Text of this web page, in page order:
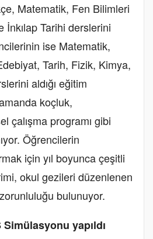
Matematik, Fen Bilimleri
Tarihi derslerini
ise Matematik,
Tarih, Fizik, Kimya,
aldığı eğitim
koçluk,
çalışma programı gibi
Öğrencilerin
için yıl boyunca çeşitli
okul gezileri düzenlenen
bulunuyor.
yapıldı